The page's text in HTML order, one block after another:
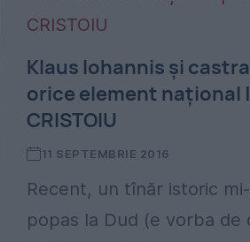
Klaus Iohannis și
orice element național |
CRISTOIU
11 SEPTEMBRIE 2016
Recent, un tînăr istoric
popas la Dud (e vorba de